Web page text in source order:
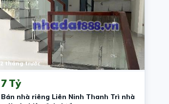
2 tháng trước
7 Tỷ
Bán nhà riêng Liên Ninh Thanh Trì nhà